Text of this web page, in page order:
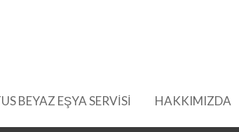
BEYAZ EŞYA SERVİSİ HAKKIMIZDA